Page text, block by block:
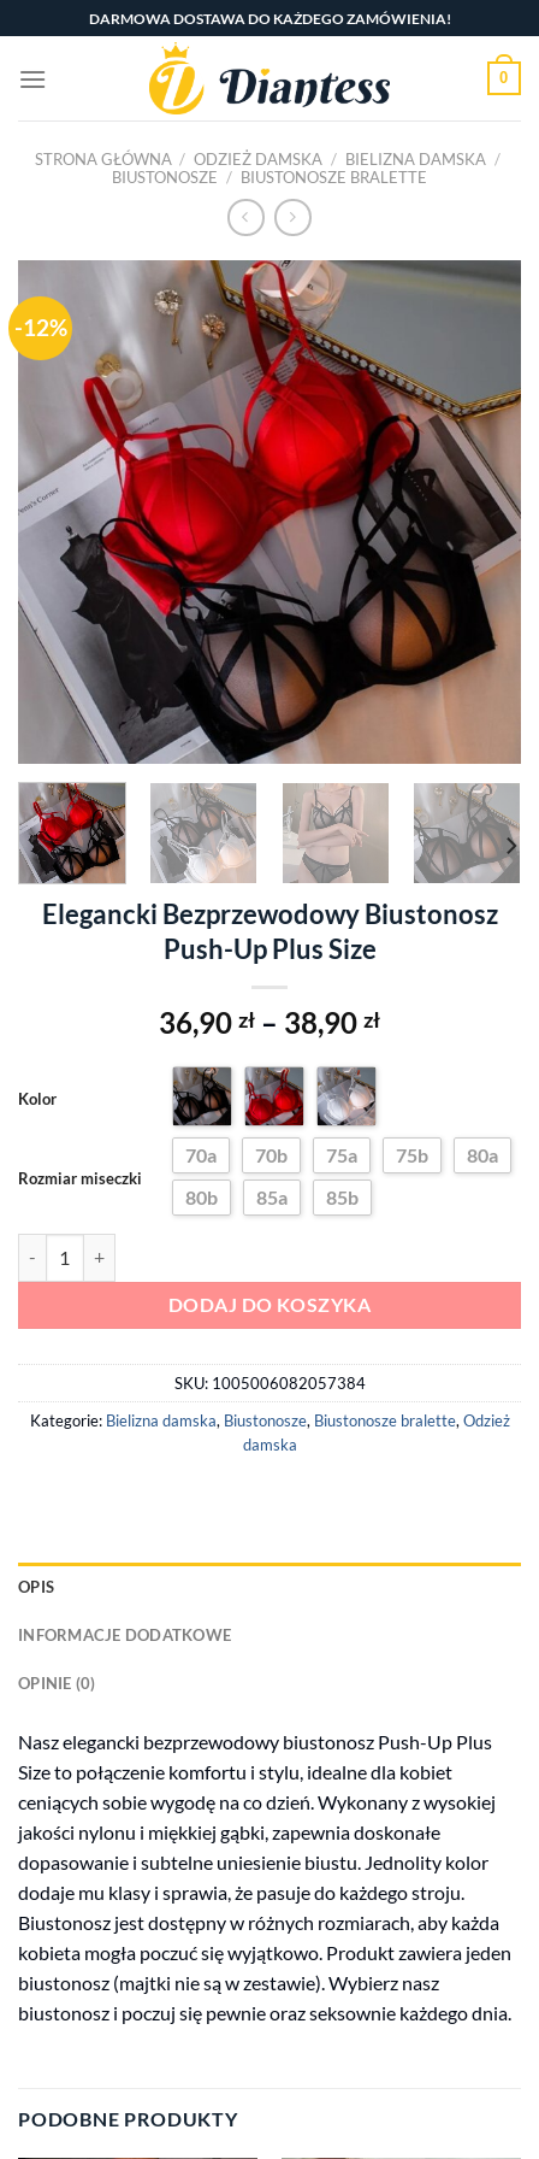
to
content
DARMOWA DOSTAWA DO KAŻDEGO ZAMÓWIENIA!
0
STRONA GŁÓWNA / ODZIEŻ DAMSKA / BIELIZNA DAMSKA /
BIUSTONOSZE / BIUSTONOSZE BRALETTE
-12%
Elegancki Bezprzewodowy Biustonosz
Push-Up Plus Size
36,90 zł – 38,90 zł
Kolor
Rozmiar miseczki
70a 70b 75a 75b
80a
80b
85a 85b
DODAJ DO KOSZYKA
SKU: 1005006082057384
Kategorie: Bielizna damska, Biustonosze, Biustonosze bralette, Odzież
damska
OPIS
INFORMACJE DODATKOWE
OPINIE (0)
Nasz elegancki bezprzewodowy biustonosz Push-Up Plus
Size to połączenie komfortu i stylu, idealne dla kobiet
ceniących sobie wygodę na co dzień. Wykonany z wysokiej
jakości nylonu i miękkiej gąbki, zapewnia doskonałe
dopasowanie i subtelne uniesienie biustu. Jednolity kolor
dodaje mu klasy i sprawia, że pasuje do każdego stroju.
Biustonosz jest dostępny w różnych rozmiarach, aby każda
kobieta mogła poczuć się wyjątkowo. Produkt zawiera jeden
biustonosz (majtki nie są w zestawie). Wybierz nasz
biustonosz i poczuj się pewnie oraz seksownie każdego dnia.
PODOBNE PRODUKTY